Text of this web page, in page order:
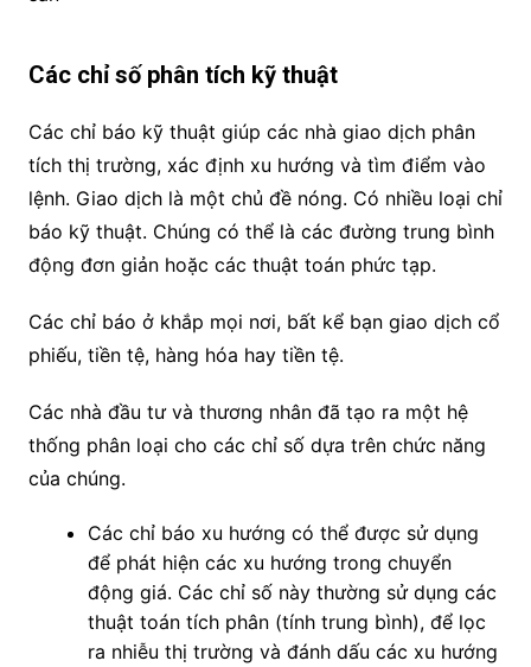
Các chỉ số phân tích kỹ thuật
Các chỉ báo kỹ thuật giúp các nhà giao dịch phân
tích thị trường, xác định xu hướng và tìm điểm vào
lệnh. Giao dịch là một chủ đề nóng. Có nhiều loại chỉ
báo kỹ thuật. Chúng có thể là các đường trung bình
động đơn giản hoặc các thuật toán phức tạp.
Các chỉ báo ở khắp mọi nơi, bất kể bạn giao dịch cổ
phiếu, tiền tệ, hàng hóa hay tiền tệ.
Các nhà đầu tư và thương nhân đã tạo ra một hệ
thống phân loại cho các chỉ số dựa trên chức năng
của chúng.
Các chỉ báo xu hướng có thể được sử dụng
để phát hiện các xu hướng trong chuyển
động giá. Các chỉ số này thường sử dụng các
thuật toán tích phân (tính trung bình), để lọc
ra nhiễu thị trường và đánh dấu các xu hướng